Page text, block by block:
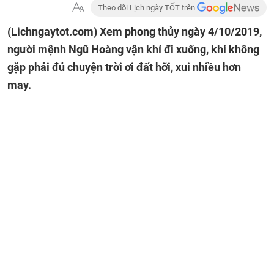
Theo dõi Lịch ngày TỐT trên
(Lichngaytot.com)Xem phong thủy ngày 4/10/2019,
người mệnh Ngũ Hoàng vận khí đi xuống, khi không
gặp phải đủ chuyện trời ơi đất hỡi, xui nhiều hơn
may.